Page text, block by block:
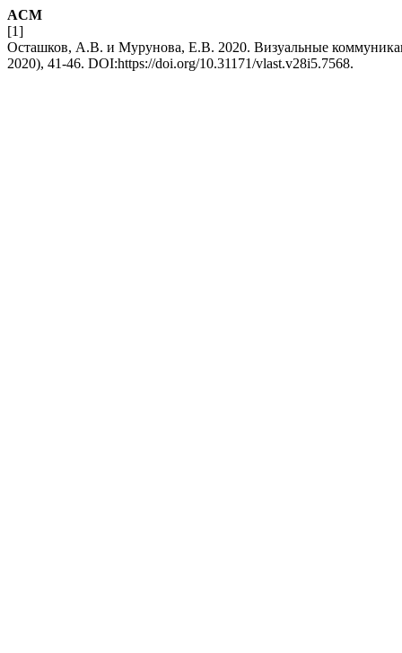
ACM
[1]
Осташков, А.В. и Мурунова, Е.В. 2020. Визуальные
2020), 41-46. DOI:https://doi.org/10.31171/vlast.v28i5.7568.